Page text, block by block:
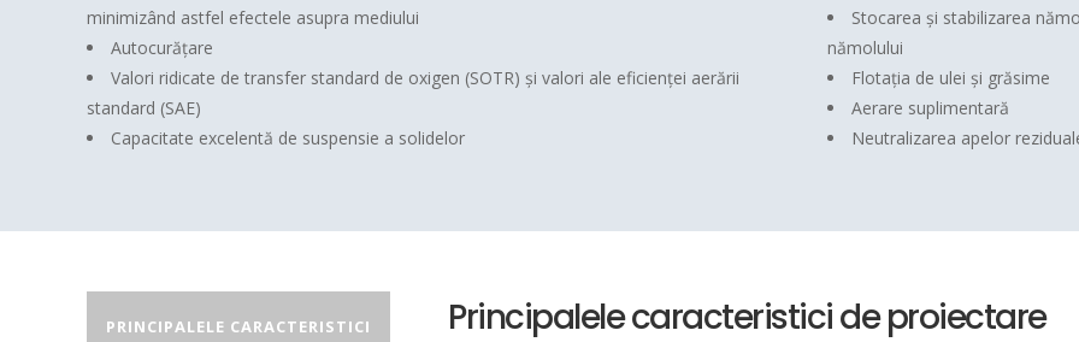
minimizând astfel efectele asupra mediului
Autocurățare
Valori ridicate de transfer standard de oxigen (SOTR) și valori ale eficienței aerării
standard (SAE)
Capacitate excelentă de suspensie a solidelor
Stocarea și stabilizarea
nămolului
Flotația de ulei și grăsime
Aerare suplimentară
Neutralizarea apelor
PRINCIPALELE CARACTERISTICI
Principalele caracteristici de proiectare